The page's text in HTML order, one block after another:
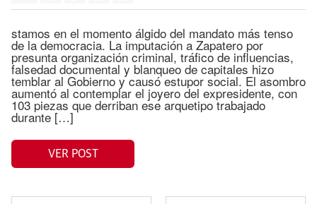
stamos en el momento álgido del mandato más tenso
de la democracia. La imputación a Zapatero por
presunta organización criminal, tráfico de influencias,
falsedad documental y blanqueo de capitales hizo
temblar al Gobierno y causó estupor social. El asombro
aumentó al contemplar el joyero del expresidente, con
103 piezas que derriban ese arquetipo trabajado
durante […]
VER POST